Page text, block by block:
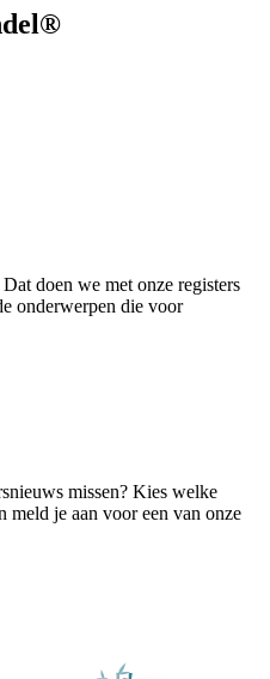
doen we met onze registers
onderwerpen die voor
missen? Kies welke
meld je aan voor een van onze